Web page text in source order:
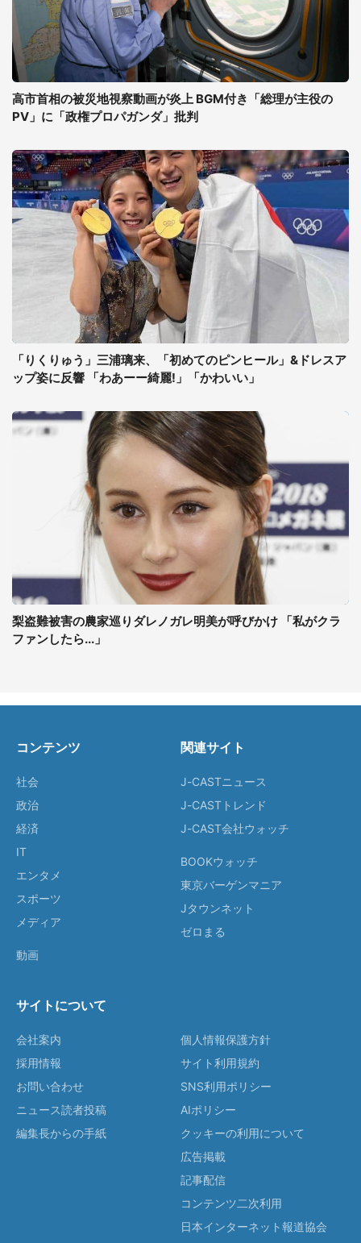
高市首相の被災地視察動画が炎上 BGM付き「総理が主役の
PV」に「政権プロパガンダ」批判
「りくりゅう」三浦璃来、「初めてのピンヒール」&ドレスア
ップ姿に反響 「わあーー綺麗!」「かわいい」
梨盗難被害の農家巡りダレノガレ明美が呼びかけ 「私がクラ
ファンしたら...」
コンテンツ
社会
政治
経済
IT
エンタメ
スポーツ
メディア
動画
関連サイト
J-CASTニュース
J-CASTトレンド
J-CAST会社ウォッチ
BOOKウォッチ
東京バーゲンマニア
Jタウンネット
ゼロまる
サイトについて
会社案内
採用情報
お問い合わせ
ニュース読者投稿
編集長からの手紙
個人情報保護方針
サイト利用規約
SNS利用ポリシー
AIポリシー
クッキーの利用について
広告掲載
記事配信
コンテンツ二次利用
日本インターネット報道協会